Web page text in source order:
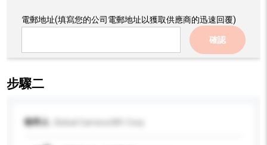
電郵地址(填寫您的公司電郵地址以獲取供應商的迅速回覆)
確認
步驟二
收件人